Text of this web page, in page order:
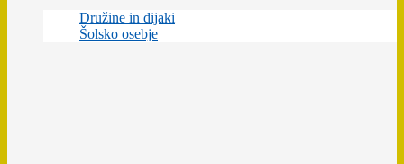
Družine in dijaki
Šolsko osebje